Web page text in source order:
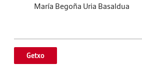
María Begoña Uria Basaldua
Getxo